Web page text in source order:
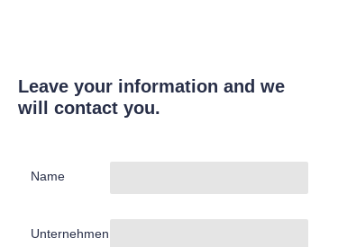
Leave your information and we
will contact you.
Name
Unternehmen